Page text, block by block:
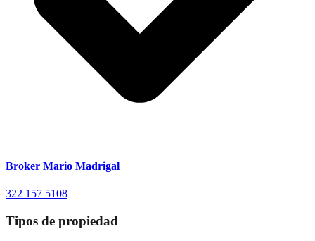
Broker Mario Madrigal
322 157 5108
Tipos de propiedad